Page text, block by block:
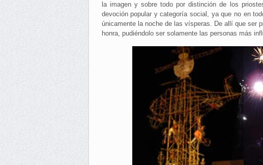
la imagen y sobre todo por distinción de los
devoción popular y categoría social, ya que no en
únicamente la noche de las vísperas. De allí que ser
honra, pudiéndolo ser solamente las personas más